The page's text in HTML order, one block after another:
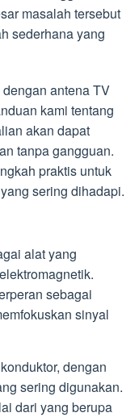
masalah tersebut
sederhana yang
antena TV
kami tentang
akan dapat
tanpa gangguan.
praktis untuk
sering dihadapi.
alat yang
sebagai
sinyal
dengan
sering digunakan.
dari yang berupa